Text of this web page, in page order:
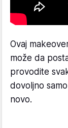
Ovaj
može da
provodite
dovoljno
novo.